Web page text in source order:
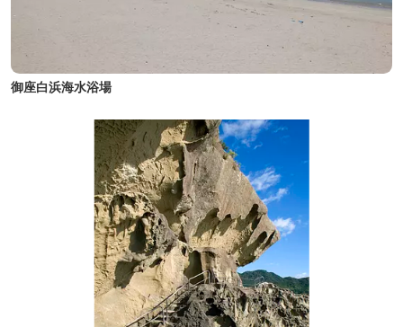
御座白浜海水浴場